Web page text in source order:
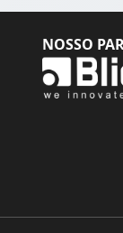
NOSSO